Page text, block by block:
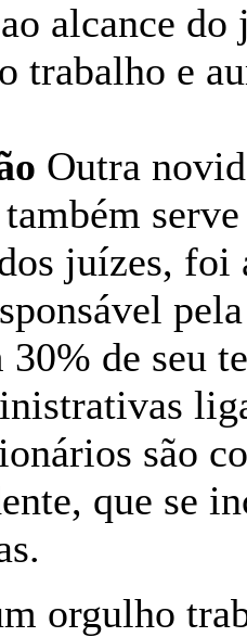
alcance
trabalho e
Outra
juízes,
30% de seu
são
que se
orgulho